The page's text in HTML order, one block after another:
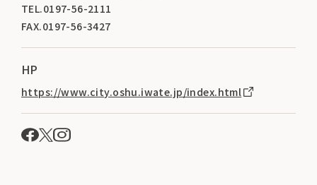
TEL.0197-56-2111
FAX.0197-56-3427
HP
https://www.city.oshu.iwate.jp/index.html